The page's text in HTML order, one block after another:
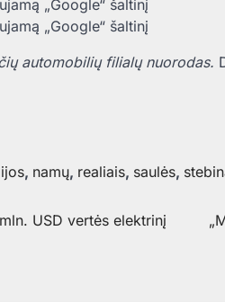
automobilių filialų nuorodas.
, namų, realiais, saulės,
USD vertės elektrinį